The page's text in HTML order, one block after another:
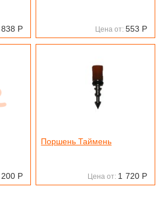
838 Р Цена от: 553 Р
200 Р
Поршень Таймень
Цена от: 1 720 Р